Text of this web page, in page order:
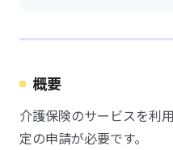
概要
介護保険のサービスを利
定の申請が必要です。